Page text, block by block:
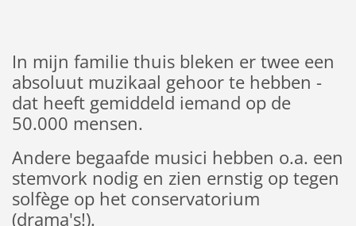
In mijn familie thuis bleken er twee een
absoluut muzikaal gehoor te hebben -
dat heeft gemiddeld iemand op de
50.000 mensen.
Andere begaafde musici hebben o.a. een
stemvork nodig en zien ernstig op tegen
solfège op het conservatorium
(drama's!).